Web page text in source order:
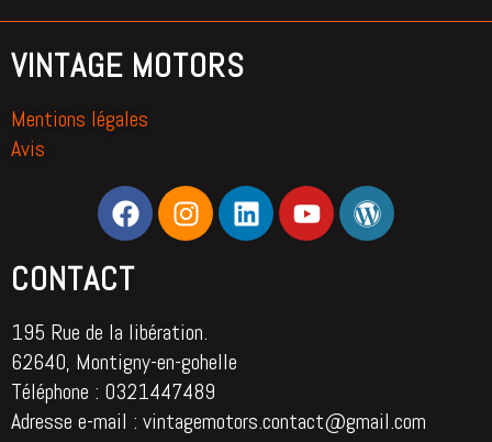
VINTAGE MOTORS
Mentions légales
Avis
CONTACT
195 Rue de la libération.
62640, Montigny-en-gohelle
Téléphone : 0321447489
Adresse e-mail : vintagemotors.contact@gmail.com